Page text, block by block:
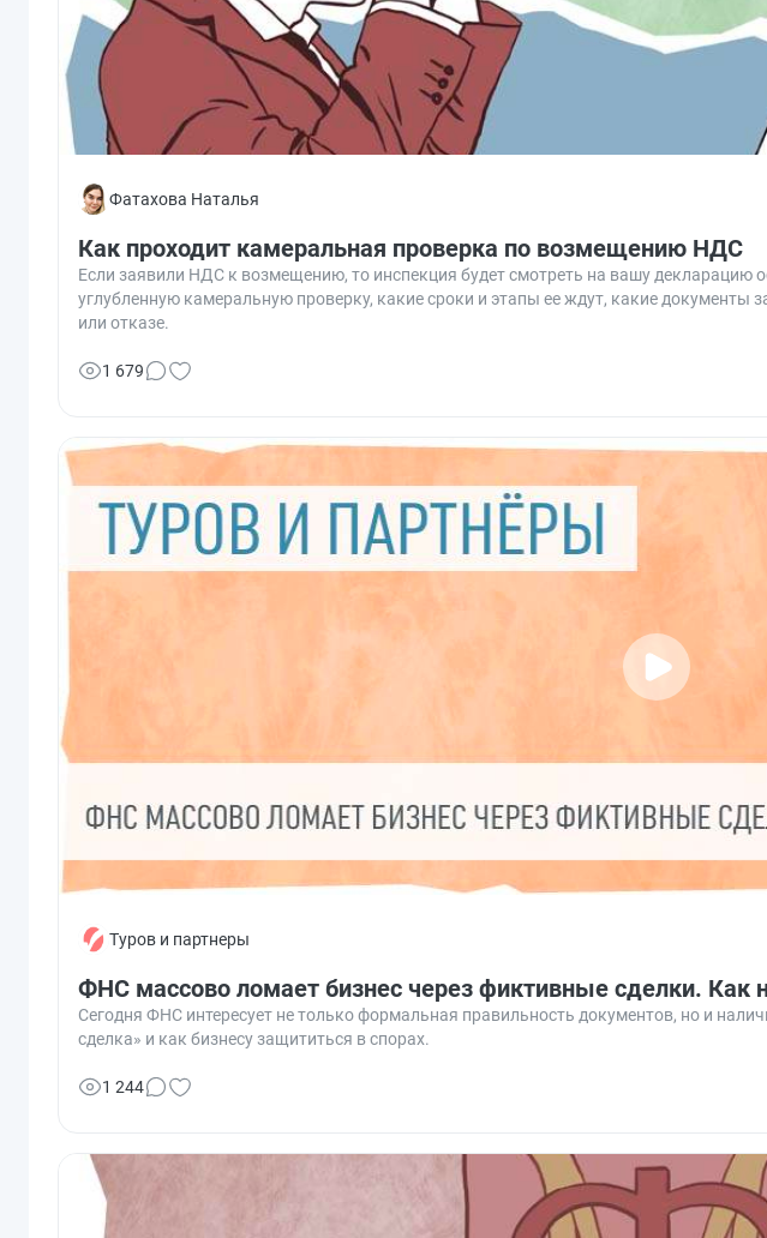
Фатахова Наталья
Как проходит камеральная проверка по возмещению НДС
Если заявили НДС к возмещению, то инспекция будет смотреть на вашу декларацию
углубленную камеральную проверку, какие сроки и этапы ее ждут, какие документы
или отказе.
1 679
Туров и партнеры
ФНС массово ломает бизнес через фиктивные сделки. Как
Сегодня ФНС интересует не только формальная правильность документов, но и
сделка» и как бизнесу защититься в спорах.
1 244